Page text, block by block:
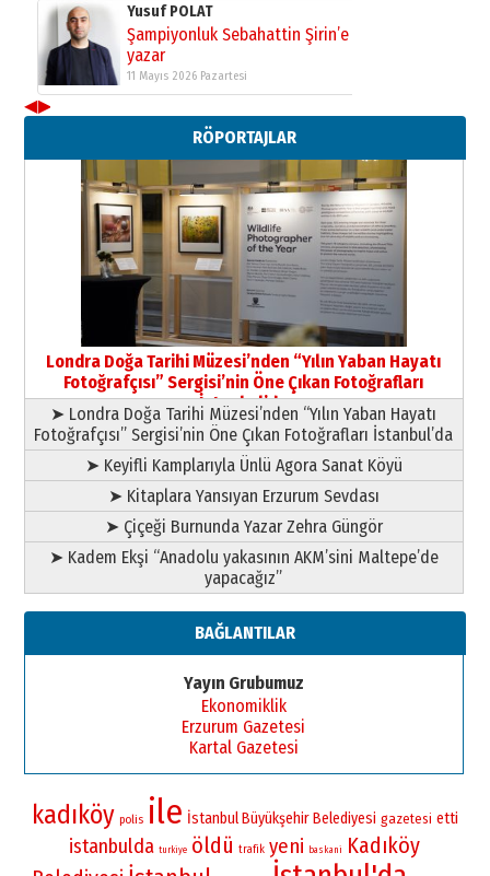
Yusuf POLAT
Şampiyonluk Sebahattin Şirin’e
yazar
11 Mayıs 2026 Pazartesi
Neşat YALÇIN
Paranın Aile Kültüründeki Yeri
03 Ağustos 2026 Pazartesi
Yıldırım Gündoğdu
HAVVA’NIN ÜÇ KIZI
09 Temmuz 2026 Perşembe
Yusuf POLAT
Şampiyonluk Sebahattin Şirin’e
yazar
11 Mayıs 2026 Pazartesi
◀▶
RÖPORTAJLAR
Londra Doğa Tarihi Müzesi’nden “Yılın Yaban Hayatı
Fotoğrafçısı” Sergisi’nin Öne Çıkan Fotoğrafları
İstanbul’da
➤ Londra Doğa Tarihi Müzesi’nden “Yılın Yaban Hayatı
Fotoğrafçısı” Sergisi’nin Öne Çıkan Fotoğrafları İstanbul’da
➤ Keyifli Kamplarıyla Ünlü Agora Sanat Köyü
➤ Kitaplara Yansıyan Erzurum Sevdası
➤ Çiçeği Burnunda Yazar Zehra Güngör
➤ Kadem Ekşi “Anadolu yakasının AKM’sini Maltepe’de
yapacağız”
BAĞLANTILAR
Yayın Grubumuz
Ekonomiklik
Erzurum Gazetesi
Kartal Gazetesi
kadıköy polis ile İstanbul Büyükşehir Belediyesi gazetesi etti
istanbulda turkiye öldü trafik yeni baskani
Kadıköy